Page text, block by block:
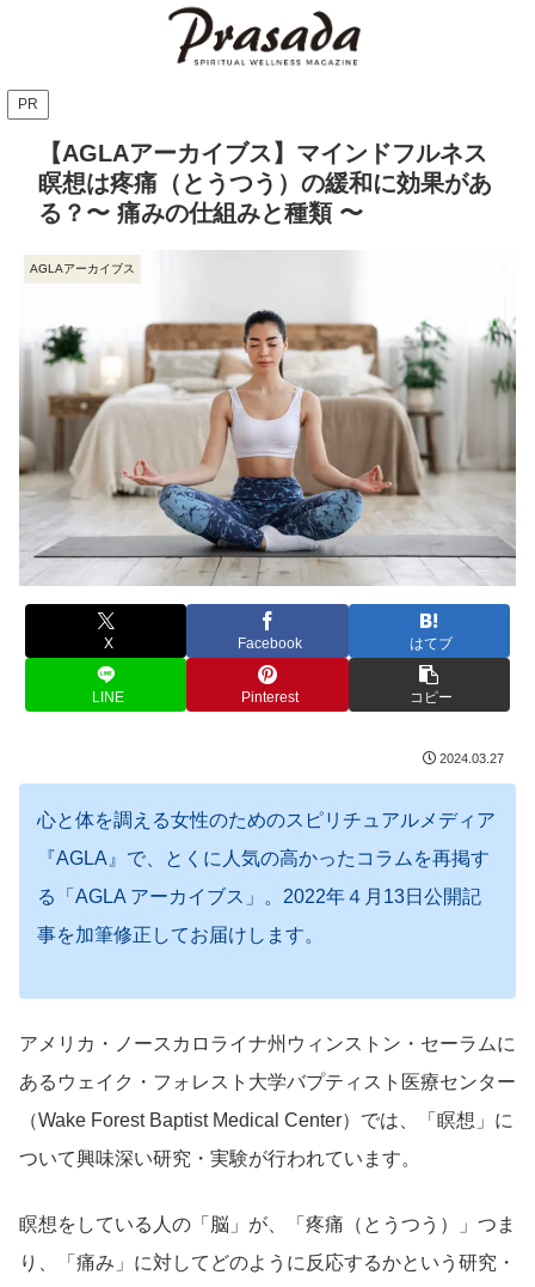
PR
【AGLAアーカイブス】マインドフルネス
瞑想は疼痛（とうつう）の緩和に効果があ
る？〜 痛みの仕組みと種類 〜
AGLAアーカイブス
X Facebook はてブ
LINE Pinterest コピー
2024.03.27
心と体を調える女性のためのスピリチュアルメディア
『AGLA』で、とくに人気の高かったコラムを再掲す
る「AGLA アーカイブス」。2022年４月13日公開記
事を加筆修正してお届けします。
アメリカ・ノースカロライナ州ウィンストン・セーラムに
あるウェイク・フォレスト大学バプティスト医療センター
（Wake Forest Baptist Medical Center）では、「瞑想」に
ついて興味深い研究・実験が行われています。
瞑想をしている人の「脳」が、「疼痛（とうつう）」つま
り、「痛み」に対してどのように反応するかという研究・